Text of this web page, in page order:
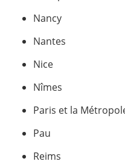
Nancy
Nantes
Nice
Nîmes
Paris et la
Pau
Reims